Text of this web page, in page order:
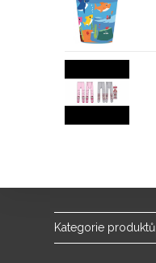
Kategorie produktů